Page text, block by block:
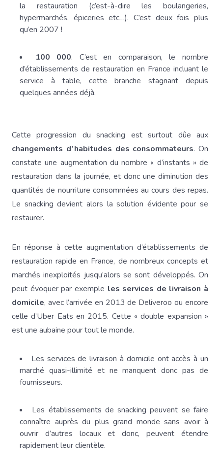
la restauration (c’est-à-dire les boulangeries,
hypermarchés, épiceries etc…). C’est deux fois plus
qu’en 2007 !
100 000. C’est en comparaison, le nombre
d’établissements de restauration en France incluant le
service à table, cette branche stagnant depuis
quelques années déjà.
Cette progression du snacking est surtout dûe aux
changements d’habitudes des consommateurs. On
constate une augmentation du nombre « d’instants » de
restauration dans la journée, et donc une diminution des
quantités de nourriture consommées au cours des repas.
Le snacking devient alors la solution évidente pour se
restaurer.
En réponse à cette augmentation d’établissements de
restauration rapide en France, de nombreux concepts et
marchés inexploités jusqu’alors se sont développés. On
peut évoquer par exemple les services de livraison à
domicile, avec l’arrivée en 2013 de Deliveroo ou encore
celle d’Uber Eats en 2015. Cette « double expansion »
est une aubaine pour tout le monde.
Les services de livraison à domicile ont accès à un
marché quasi-illimité et ne manquent donc pas de
fournisseurs.
Les établissements de snacking peuvent se faire
connaître auprès du plus grand monde sans avoir à
ouvrir d’autres locaux et donc, peuvent étendre
rapidement leur clientèle.